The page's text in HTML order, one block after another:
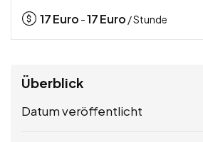
17Euro -17Euro / Stunde
Überblick
Datum veröffentlicht